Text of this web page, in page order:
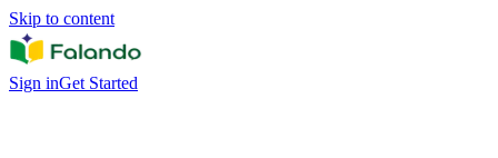
Skip to content
Sign inGet Started